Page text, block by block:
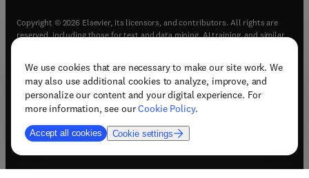
We use cookies that are necessary to make our site work. We
may also use additional cookies to analyze, improve, and
personalize our content and your digital experience. For
more information, see ourCookie Policy.
Accept all cookies Cookie settings
Copyright © 2026 Elsevier, its licensors, and contributors. All rights are
reserved, including those for text and data mining, AI training, and similar
Terms & conditions(opens in new tab/window)
Privacy policy(opens in new tab/window)
Accessibility statement(opens in new tab/window
Support & contact (opens in new tab/window